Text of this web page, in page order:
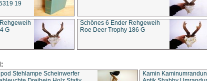
19
G
Schönes 6 Ender Rehgeweih
Roe Deer Trophy 186 G
Stehlampe Scheinwerfer
Kamin